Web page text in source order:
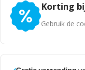
Korting
Gebruik de